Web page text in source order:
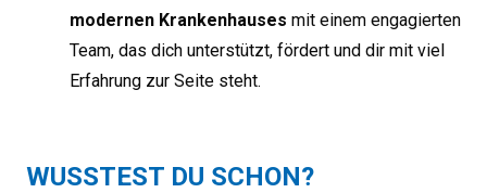
modernen Krankenhauses mit einem engagierten
Team, das dich unterstützt, fördert und dir mit viel
Erfahrung zur Seite steht.
WUSSTEST DU SCHON?